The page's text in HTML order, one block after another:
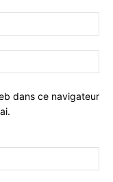
:*
:
dans ce navigateur